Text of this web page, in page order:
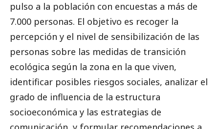
pulso a la población con encuestas a más de
7.000 personas. El objetivo es recoger la
percepción y el nivel de sensibilización de las
personas sobre las medidas de transición
ecológica según la zona en la que viven,
identificar posibles riesgos sociales, analizar el
grado de influencia de la estructura
socioeconómica y las estrategias de